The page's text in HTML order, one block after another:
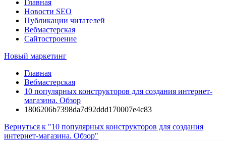
Главная
Новости SEO
Публикации читателей
Вебмастерская
Сайтостроение
Новый маркетинг
Главная
Вебмастерская
10 популярных конструкторов для создания интернет-
магазина. Обзор
1806206b7398da7d92ddd170007e4c83
Вернуться к "10 популярных конструкторов для создания
интернет-магазина. Обзор"